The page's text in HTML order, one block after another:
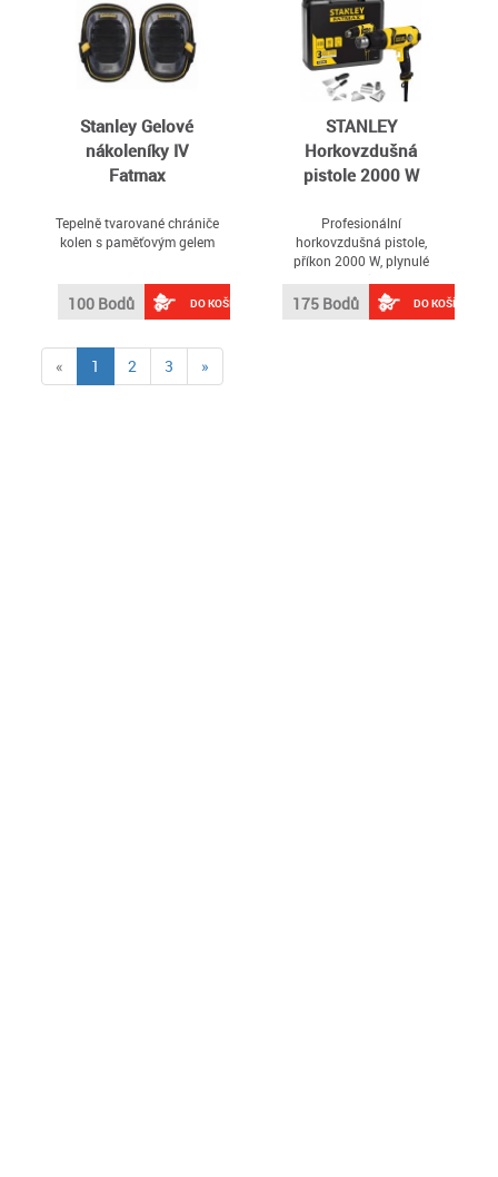
Stanley Gelové
nákoleníky IV
Fatmax
Tepelně tvarované chrániče
kolen s paměťovým gelem
100 Bodů DO KOŠÍKU
STANLEY
Horkovzdušná
pistole 2000 W
Profesionální
horkovzdušná pistole,
příkon 2000 W, plynulé
nastavení teploty 65-650
°C, rychlost proudění
vzduchu 300 nebo 500
175 Bodů DO KOŠÍKU
« 1 (current)
2 3 »